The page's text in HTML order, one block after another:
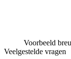
Voorbeeld
Veelgestelde vragen